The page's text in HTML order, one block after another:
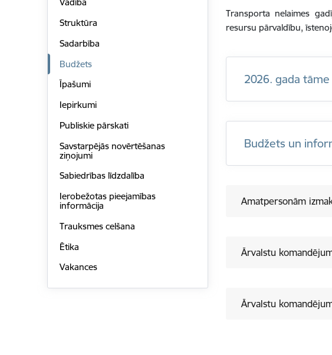
Vadība
Struktūra
Sadarbība
Budžets
Īpašumi
Iepirkumi
Publiskie pārskati
Savstarpējās novērtēšanas
ziņojumi
Sabiedrības līdzdalība
Ierobežotas pieejamības
informācija
Trauksmes celšana
Ētika
Vakances
Transporta nelaimes
resursu pārvaldību,
2026. gada tāme
Budžets un
Amatpersonām
Ārvalstu
Ārvalstu